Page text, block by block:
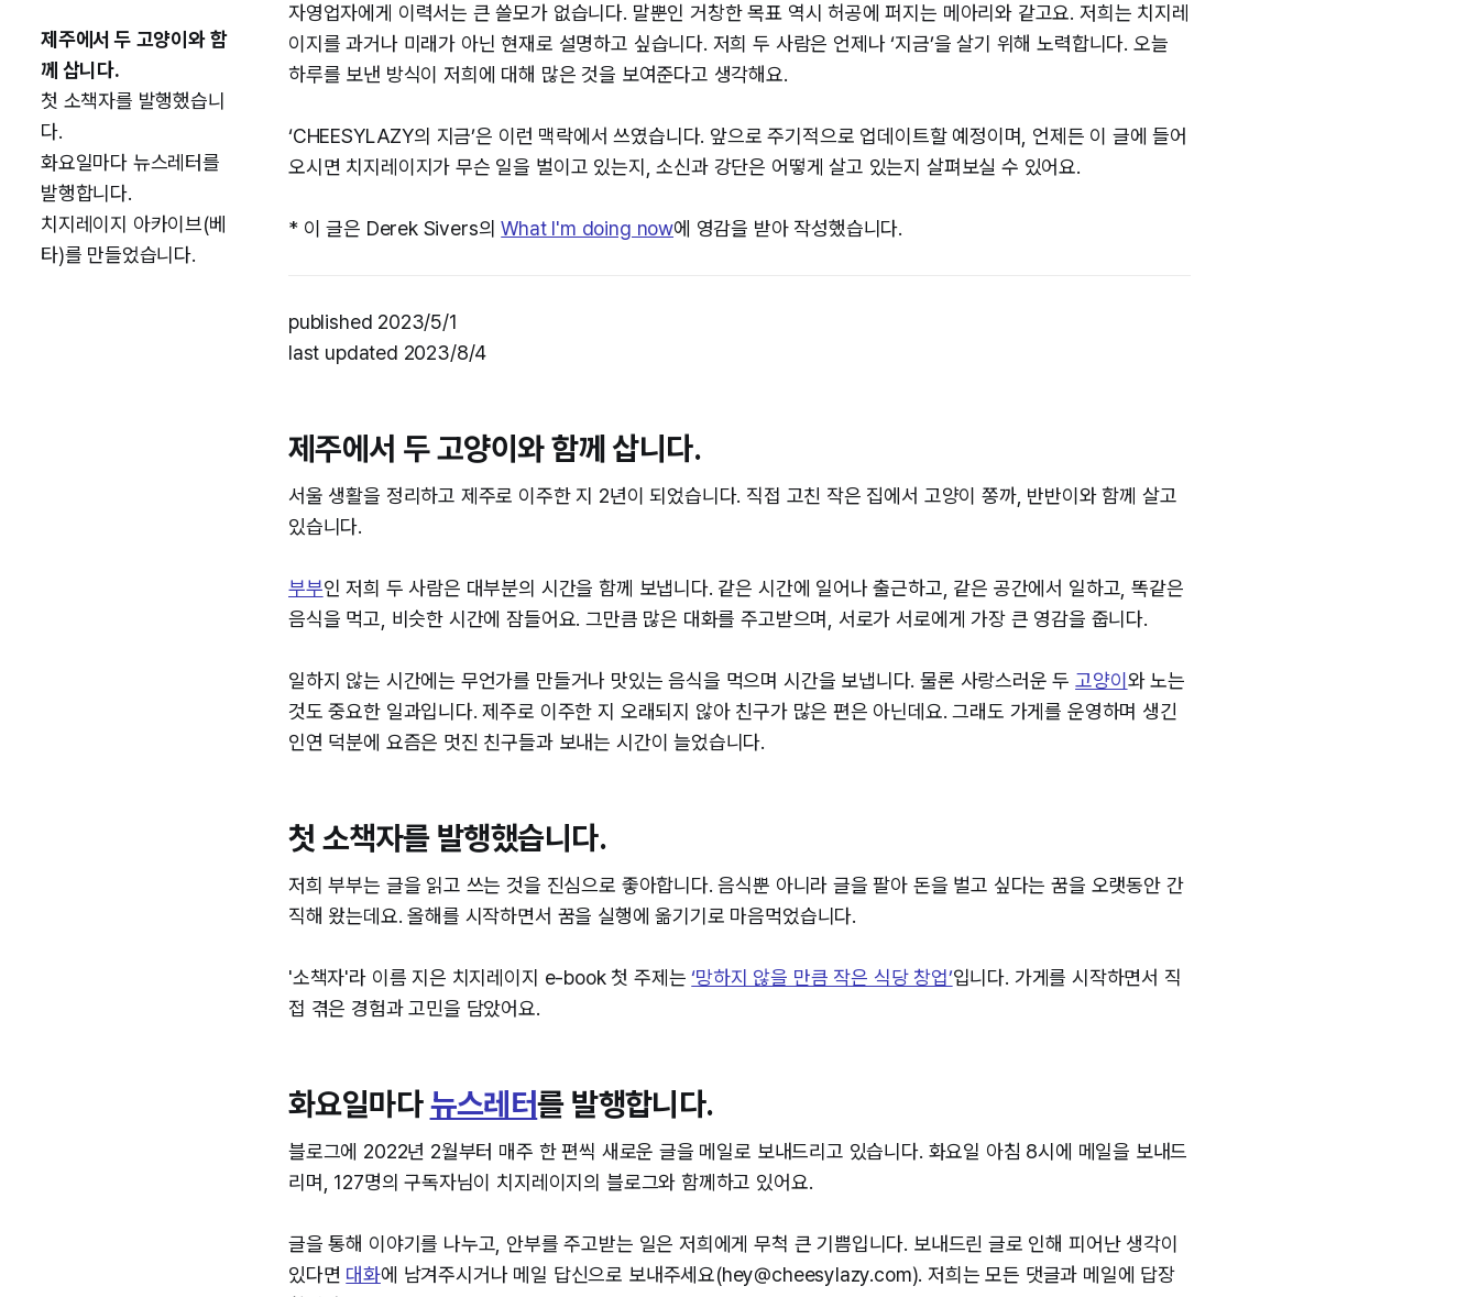
제주에서 두 고양이와 함
께 삽니다.
첫 소책자를 발행했습니
다.
화요일마다 뉴스레터를
발행합니다.
치지레이지 아카이브(베
타)를 만들었습니다.
자영업자에게 이력서는 큰 쓸모가 없습니다. 말뿐인 거창한 목표 역시 허공에 퍼지는 메아리와 같고요. 저희는 치지레
이지를 과거나 미래가 아닌 현재로 설명하고 싶습니다. 저희 두 사람은 언제나 ‘지금’을 살기 위해 노력합니다. 오늘
하루를 보낸 방식이 저희에 대해 많은 것을 보여준다고 생각해요.
‘CHEESYLAZY의 지금’은 이런 맥락에서 쓰였습니다. 앞으로 주기적으로 업데이트할 예정이며, 언제든 이 글에 들어
오시면 치지레이지가 무슨 일을 벌이고 있는지, 소신과 강단은 어떻게 살고 있는지 살펴보실 수 있어요.
* 이 글은 Derek Sivers의What I'm doing now에 영감을 받아 작성했습니다.
published 2023/5/1
last updated 2023/8/4
제주에서 두 고양이와 함께 삽니다.
서울 생활을 정리하고 제주로 이주한 지 2년이 되었습니다. 직접 고친 작은 집에서 고양이 쫑까, 반반이와 함께 살고
있습니다.
부부인 저희 두 사람은 대부분의 시간을 함께 보냅니다. 같은 시간에 일어나 출근하고, 같은 공간에서 일하고, 똑같은
음식을 먹고, 비슷한 시간에 잠들어요. 그만큼 많은 대화를 주고받으며, 서로가 서로에게 가장 큰 영감을 줍니다.
일하지 않는 시간에는 무언가를 만들거나 맛있는 음식을 먹으며 시간을 보냅니다. 물론 사랑스러운 두고양이 와 노는
것도 중요한 일과입니다. 제주로 이주한 지 오래되지 않아 친구가 많은 편은 아닌데요. 그래도 가게를 운영하며 생긴
인연 덕분에 요즘은 멋진 친구들과 보내는 시간이 늘었습니다.
첫 소책자를 발행했습니다.
저희 부부는 글을 읽고 쓰는 것을 진심으로 좋아합니다. 음식뿐 아니라 글을 팔아 돈을 벌고 싶다는 꿈을 오랫동안 간
직해 왔는데요. 올해를 시작하면서 꿈을 실행에 옮기기로 마음먹었습니다.
'소책자'라 이름 지은 치지레이지 e-book 첫 주제는‘망하지 않을 만큼 작은 식당 창업’입니다. 가게를 시작하면서 직
접 겪은 경험과 고민을 담았어요.
화요일마다뉴스레터를 발행합니다.
블로그에 2022년 2월부터 매주 한 편씩 새로운 글을 메일로 보내드리고 있습니다. 화요일 아침 8시에 메일을 보내드
리며, 127명의 구독자님이 치지레이지의 블로그와 함께하고 있어요.
글을 통해 이야기를 나누고, 안부를 주고받는 일은 저희에게 무척 큰 기쁨입니다. 보내드린 글로 인해 피어난 생각이
있다면 대화에 남겨주시거나 메일 답신으로 보내주세요(hey@cheesylazy.com). 저희는 모든 댓글과 메일에 답장